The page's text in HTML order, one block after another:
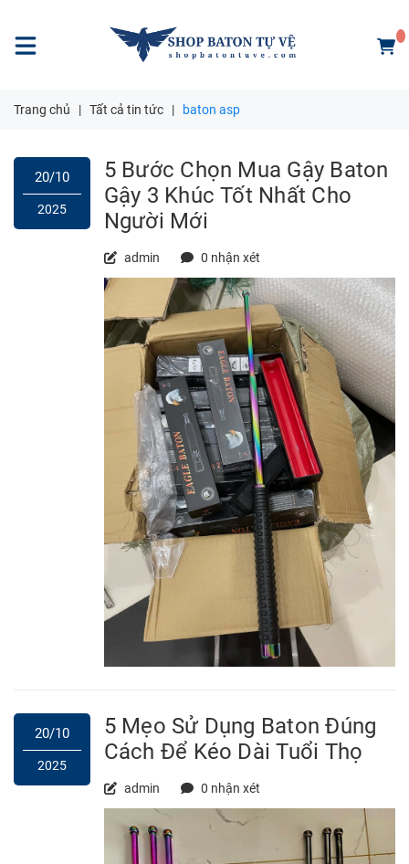
Trang chủ | Tất cả tin tức | baton asp
20/10
2025
5 Bước Chọn Mua Gậy Baton
Gậy 3 Khúc Tốt Nhất Cho
Người Mới
admin 0 nhận xét
20/10
2025
5 Mẹo Sử Dụng Baton Đúng
Cách Để Kéo Dài Tuổi Thọ
admin 0 nhận xét